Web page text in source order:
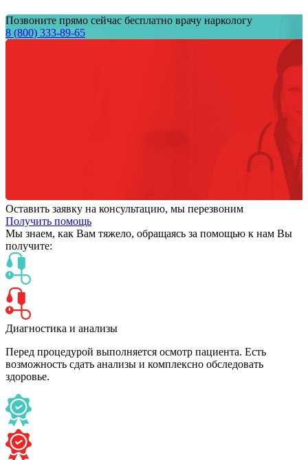
Позвоните прямо сейчас бесплатно врачу наркологу
8 (800) 333-89-65
Оставить заявку на консультацию, мы перезвоним
Получить помощь
Мы знаем, как Вам тяжело, обращаясь за помощью к нам Вы
получите:
Диагностика и анализы
Перед процедурой выполняется осмотр пациента. Есть
возможность сдать анализы и комплексно обследовать
здоровье.